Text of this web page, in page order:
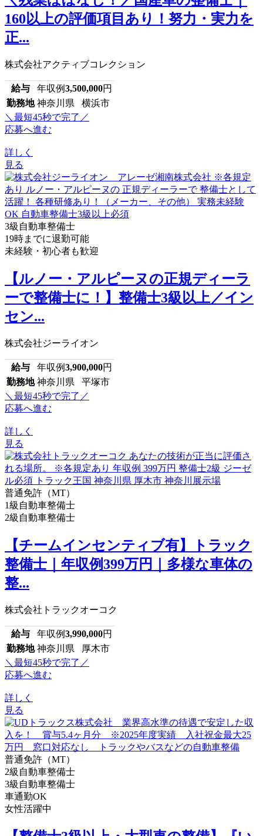
160以上の評価項目あり！努力・実力を
正...
株式会社アクティブコレクション
給与 年収例3,500,000円
勤務地 神奈川県 横浜市
＼最短45秒で完了／
応募へ進む
詳しく
見る
3級自動車整備士
19時までに退勤可能
未経験・初心者も歓迎
【ルノー・アルピーヌの正規ディーラ
ーで整備士に！】整備士3級以上／イン
セン...
株式会社ジーライオン
給与 年収例3,900,000円
勤務地 神奈川県 平塚市
＼最短45秒で完了／
応募へ進む
詳しく
見る
普通免許（MT）
1級自動車整備士
2級自動車整備士
【チームインセンティブ有】トラック
整備士｜年収例399万円｜多様な車体の
整...
株式会社トラックオーコク
給与 年収例3,990,000円
勤務地 神奈川県 厚木市
＼最短45秒で完了／
応募へ進む
詳しく
見る
普通免許（MT）
2級自動車整備士
3級自動車整備士
車通勤OK
女性活躍中